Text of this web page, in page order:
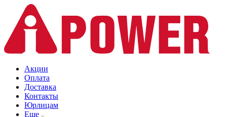
Акции
Оплата
Доставка
Контакты
Юрлицам
Еще